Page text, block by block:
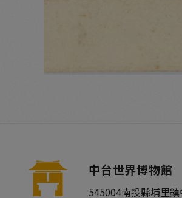
中台世界博物館
545004南投縣埔里鎮